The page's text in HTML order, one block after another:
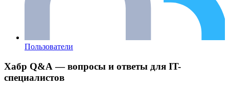
Пользователи
Хабр Q&A — вопросы и ответы для IT-
специалистов